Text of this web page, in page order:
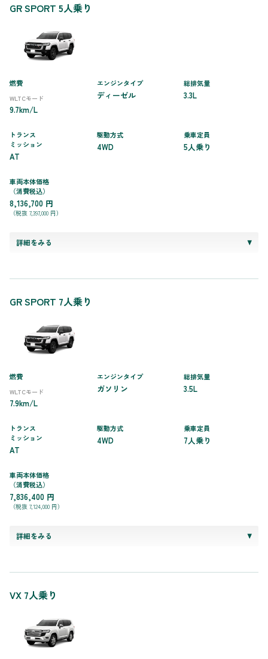
GR SPORT 5人乗り
燃費
WLTCモード
9.7km/L
エンジンタイプ
ディーゼル
総排気量
3.3L
トランス
ミッション
AT
駆動方式
4WD
乗車定員
5人乗り
車両本体価格
（消費税込）
8,136,700 円
（税抜 7,397,000 円）
詳細をみる
GR SPORT 7人乗り
燃費
WLTCモード
7.9km/L
エンジンタイプ
ガソリン
総排気量
3.5L
トランス
ミッション
AT
駆動方式
4WD
乗車定員
7人乗り
車両本体価格
（消費税込）
7,836,400 円
（税抜 7,124,000 円）
詳細をみる
VX 7人乗り